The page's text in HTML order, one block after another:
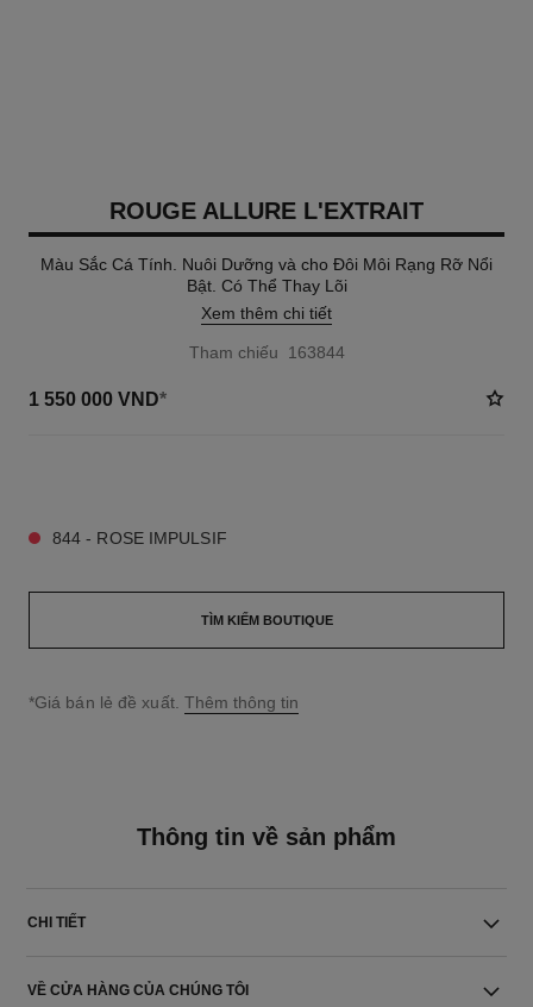
ROUGE ALLURE L'EXTRAIT
Màu Sắc Cá Tính. Nuôi Dưỡng và cho Đôi Môi Rạng Rỡ Nổi
Bật. Có Thể Thay Lõi
Xem thêm chi tiết
Tham chiếu 163844
1 550 000 VND*
844 - ROSE IMPULSIF
TÌM KIẾM BOUTIQUE
↩
*Giá bán lẻ đề xuất. Thêm thông tin
Thông tin về sản phẩm
CHI TIẾT
VỀ CỬA HÀNG CỦA CHÚNG TÔI